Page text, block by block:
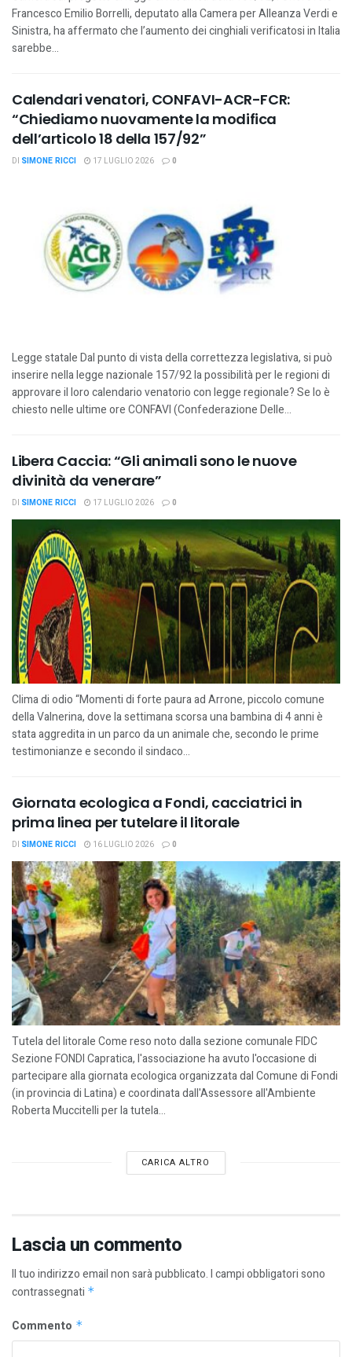
Francesco Emilio Borrelli, deputato alla Camera per Alleanza Verdi e
Sinistra, ha affermato che l’aumento dei cinghiali verificatosi in Italia
sarebbe...
Calendari venatori, CONFAVI-ACR-FCR:
“Chiediamo nuovamente la modifica
dell’articolo 18 della 157/92”
DI SIMONE RICCI 17 LUGLIO 2026 0
Legge statale Dal punto di vista della correttezza legislativa, si può
inserire nella legge nazionale 157/92 la possibilità per le regioni di
approvare il loro calendario venatorio con legge regionale? Se lo è
chiesto nelle ultime ore CONFAVI (Confederazione Delle...
Libera Caccia: “Gli animali sono le nuove
divinità da venerare”
DI SIMONE RICCI 17 LUGLIO 2026 0
Clima di odio “Momenti di forte paura ad Arrone, piccolo comune
della Valnerina, dove la settimana scorsa una bambina di 4 anni è
stata aggredita in un parco da un animale che, secondo le prime
testimonianze e secondo il sindaco...
Giornata ecologica a Fondi, cacciatrici in
prima linea per tutelare il litorale
DI SIMONE RICCI 16 LUGLIO 2026 0
Tutela del litorale Come reso noto dalla sezione comunale FIDC
Sezione FONDI Capratica, l'associazione ha avuto l'occasione di
partecipare alla giornata ecologica organizzata dal Comune di Fondi
(in provincia di Latina) e coordinata dall'Assessore all'Ambiente
Roberta Muccitelli per la tutela...
CARICA ALTRO
Lascia un commento
Il tuo indirizzo email non sarà pubblicato.I campi obbligatori sono
contrassegnati *
Commento *